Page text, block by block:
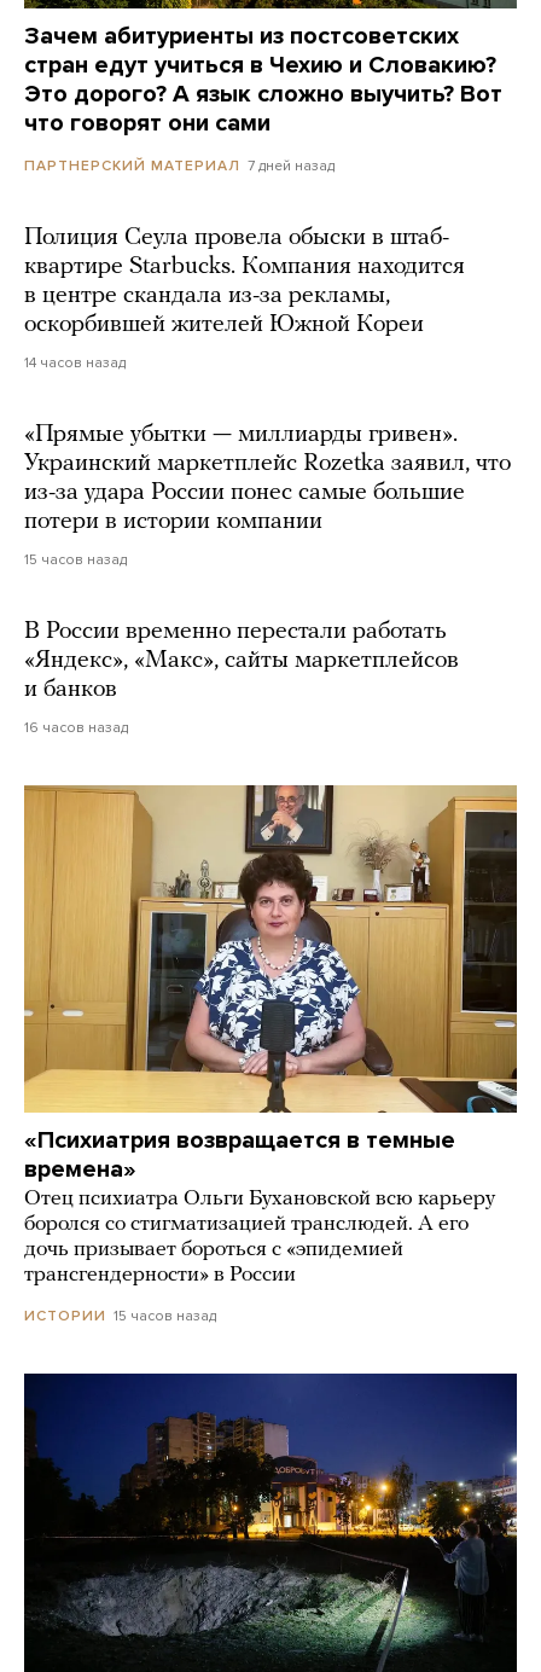
Зачем абитуриенты из постсоветских
стран едут учиться в Чехию и Словакию?
Это дорого? А язык сложно выучить? Вот
что говорят они сами
ПАРТНЕРСКИЙ МАТЕРИАЛ 7 дней назад
Полиция Сеула провела обыски в штаб-
квартире Starbucks. Компания находится
в центре скандала из-за рекламы,
оскорбившей жителей Южной Кореи
14 часов назад
«Прямые убытки — миллиарды гривен».
Украинский маркетплейс Rozetka заявил, что
из-за удара России понес самые большие
потери в истории компании
15 часов назад
В России временно перестали работать
«Яндекс», «Макс», сайты маркетплейсов
и банков
16 часов назад
«Психиатрия возвращается в темные
времена»
Отец психиатра Ольги Бухановской всю карьеру
боролся со стигматизацией транслюдей. А его
дочь призывает бороться с «эпидемией
трансгендерности» в России
ИСТОРИИ 15 часов назад